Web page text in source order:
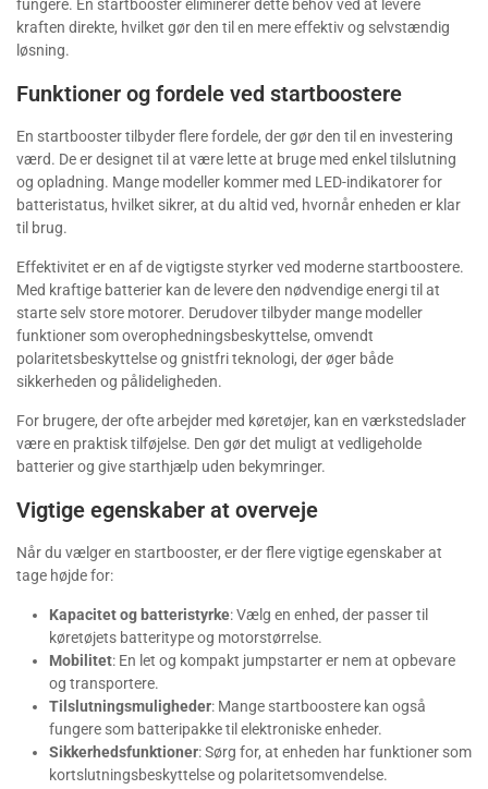
fungere. En startbooster eliminerer dette behov ved at levere
kraften direkte, hvilket gør den til en mere effektiv og selvstændig
løsning.
Funktioner og fordele ved startboostere
En startbooster tilbyder flere fordele, der gør den til en investering
værd. De er designet til at være lette at bruge med enkel tilslutning
og opladning. Mange modeller kommer med LED-indikatorer for
batteristatus, hvilket sikrer, at du altid ved, hvornår enheden er klar
til brug.
Effektivitet er en af de vigtigste styrker ved moderne startboostere.
Med kraftige batterier kan de levere den nødvendige energi til at
starte selv store motorer. Derudover tilbyder mange modeller
funktioner som overophedningsbeskyttelse, omvendt
polaritetsbeskyttelse og gnistfri teknologi, der øger både
sikkerheden og pålideligheden.
For brugere, der ofte arbejder med køretøjer, kan en værkstedslader
være en praktisk tilføjelse. Den gør det muligt at vedligeholde
batterier og give starthjælp uden bekymringer.
Vigtige egenskaber at overveje
Når du vælger en startbooster, er der flere vigtige egenskaber at
tage højde for:
Kapacitet og batteristyrke: Vælg en enhed, der passer til
køretøjets batteritype og motorstørrelse.
Mobilitet: En let og kompakt jumpstarter er nem at opbevare
og transportere.
Tilslutningsmuligheder: Mange startboostere kan også
fungere som batteripakke til elektroniske enheder.
Sikkerhedsfunktioner: Sørg for, at enheden har funktioner som
kortslutningsbeskyttelse og polaritetsomvendelse.